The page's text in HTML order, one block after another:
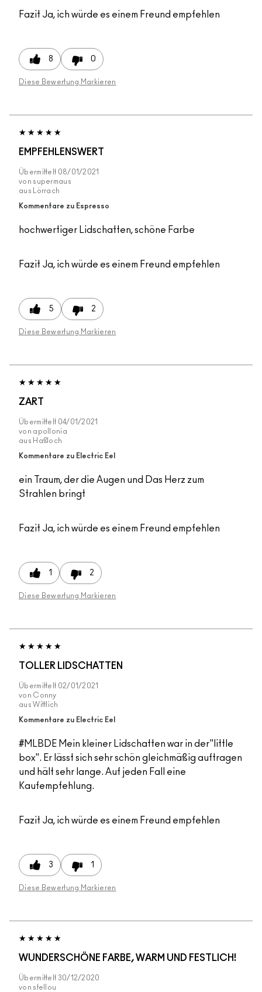
Fazit Ja, ich würde es einem Freund empfehlen
8 0
Diese Bewertung Markieren
EMPFEHLENSWERT
Übermittelt 08/01/2021
von supermaus
aus
Lörrach
Kommentare zu Espresso
hochwertiger Lidschatten, schöne Farbe
Fazit Ja, ich würde es einem Freund empfehlen
5 2
Diese Bewertung Markieren
ZART
Übermittelt 04/01/2021
von apollonia
aus Haßloch
Kommentare zu Electric Eel
ein Traum, der die Augen und Das Herz zum
Strahlen bringt
Fazit Ja, ich würde es einem Freund empfehlen
1 2
Diese Bewertung Markieren
TOLLER LIDSCHATTEN
Übermittelt 02/01/2021
von Conny
aus Wittlich
Kommentare zu Electric Eel
#MLBDE Mein kleiner Lidschatten war in der"little
box". Er lässt sich sehr schön gleichmäßig auftragen
und hält sehr lange. Auf jeden Fall eine
Kaufempfehlung.
Fazit Ja, ich würde es einem Freund empfehlen
3 1
Diese Bewertung Markieren
WUNDERSCHÖNE FARBE, WARM UND FESTLICH!
Übermittelt 30/12/2020
von stellou